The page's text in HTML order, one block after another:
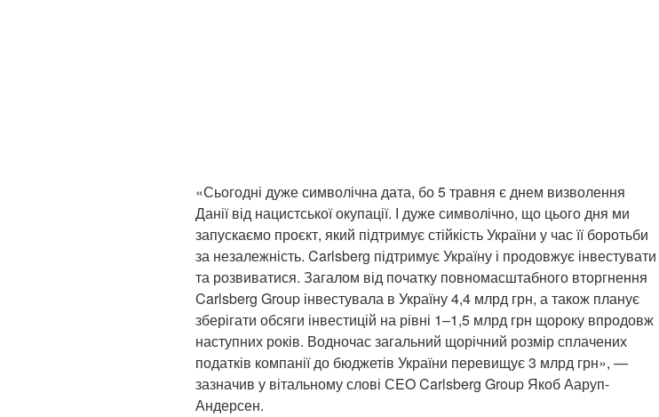
«Сьогодні дуже символічна дата, бо 5 травня є днем визволення
Данії від нацистської окупації. І дуже символічно, що цього дня ми
запускаємо проєкт, який підтримує стійкість України у час її боротьби
за незалежність. Carlsberg підтримує Україну і продовжує інвестувати
та розвиватися. Загалом від початку повномасштабного вторгнення
Carlsberg Group інвестувала в Україну 4,4 млрд грн, а також планує
зберігати обсяги інвестицій на рівні 1–1,5 млрд грн щороку впродовж
наступних років. Водночас загальний щорічний розмір сплачених
податків компанії до бюджетів України перевищує 3 млрд грн», —
зазначив у вітальному слові СEO Carlsberg Group Якоб Ааруп-
Андерсен.